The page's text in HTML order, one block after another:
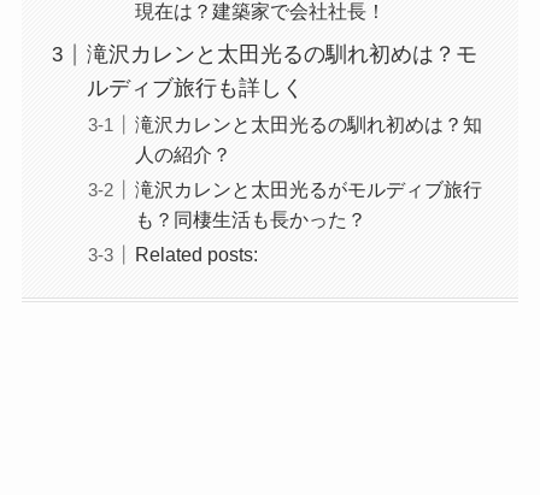
現在は？建築家で会社社長！
滝沢カレンと太田光るの馴れ初めは？モ
ルディブ旅行も詳しく
滝沢カレンと太田光るの馴れ初めは？知
人の紹介？
滝沢カレンと太田光るがモルディブ旅行
も？同棲生活も長かった？
Related posts: